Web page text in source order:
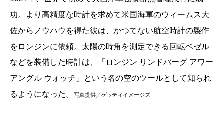
功。より高精度な時計を求めて米国海軍のウィームス大
佐からノウハウを得た彼は、かつてない航空時計の製作
をロンジンに依頼。太陽の時角を測定できる回転ベゼル
などを装備した時計は、「ロンジン リンドバーグ アワー
アングル ウォッチ」という名の空のツールとして知られ
るようになった。
写真提供／ゲッティイメージズ